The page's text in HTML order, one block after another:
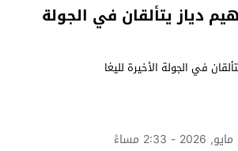
دياز يتألقان في الجولة